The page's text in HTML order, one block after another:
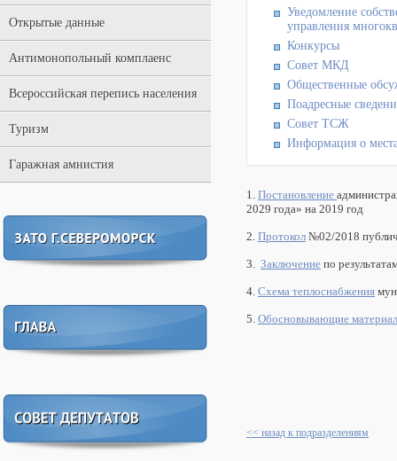
Открытые данные
Антимонопольный комплаенс
Всероссийская перепись населения
Туризм
Гаражная амнистия
Уведомление
управления
Конкурсы
Совет МКД
Общественные
Поадресные
Совет ТСЖ
Информация о
1. Постановление
2029 года» на 2019 год
2. Протокол №02/2018
3. Заключение по
4. Cхема теплоснабжения
5. Обосновывающие
<< назад к подразделениям